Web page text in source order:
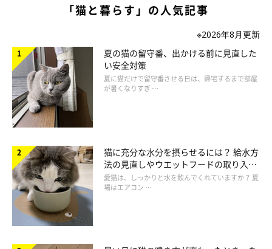
結膜炎と角膜炎の症例
「猫と暮らす」の人気記事
※2026年8月更新
夏の猫の留守番、出かける前に見直した
い安全対策
夏に猫だけで留守番させる日は、帰宅するまで部屋
が暑くなりすぎ …
猫に充分な水分を摂らせるには？ 給水方
法の見直しやウエットフードの取り入れ
方を解説
愛猫は、しっかりと水を飲んでくれていますか？ 夏
場はエアコン …